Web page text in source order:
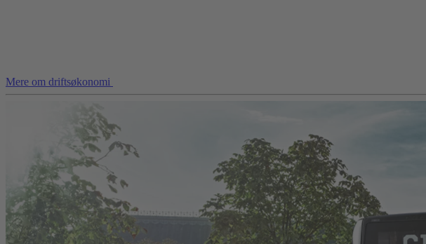
Mere om driftsøkonomi